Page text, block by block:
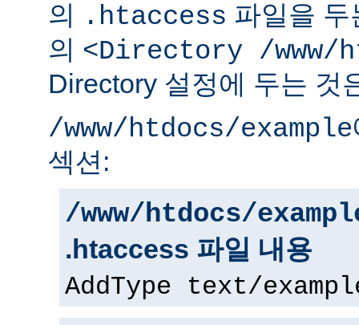
의
.htaccess 파일을
의 <Directory /www/
Directory 설정에 두는 것
/www/htdocs/example
섹션:
/www/htdocs/
.htaccess 파일 내용
AddType text/